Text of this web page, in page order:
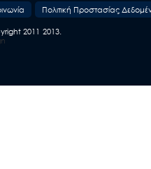
Πολιτική Προστασίας
2011-2013.